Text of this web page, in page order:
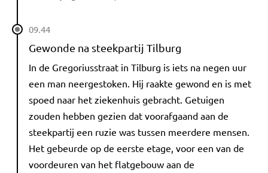
09.44
Gewonde na steekpartij Tilburg
In de Gregoriusstraat in Tilburg is iets na negen uur
een man neergestoken. Hij raakte gewond en is met
spoed naar het ziekenhuis gebracht. Getuigen
zouden hebben gezien dat voorafgaand aan de
steekpartij een ruzie was tussen meerdere mensen.
Het gebeurde op de eerste etage, voor een van de
voordeuren van het flatgebouw aan de